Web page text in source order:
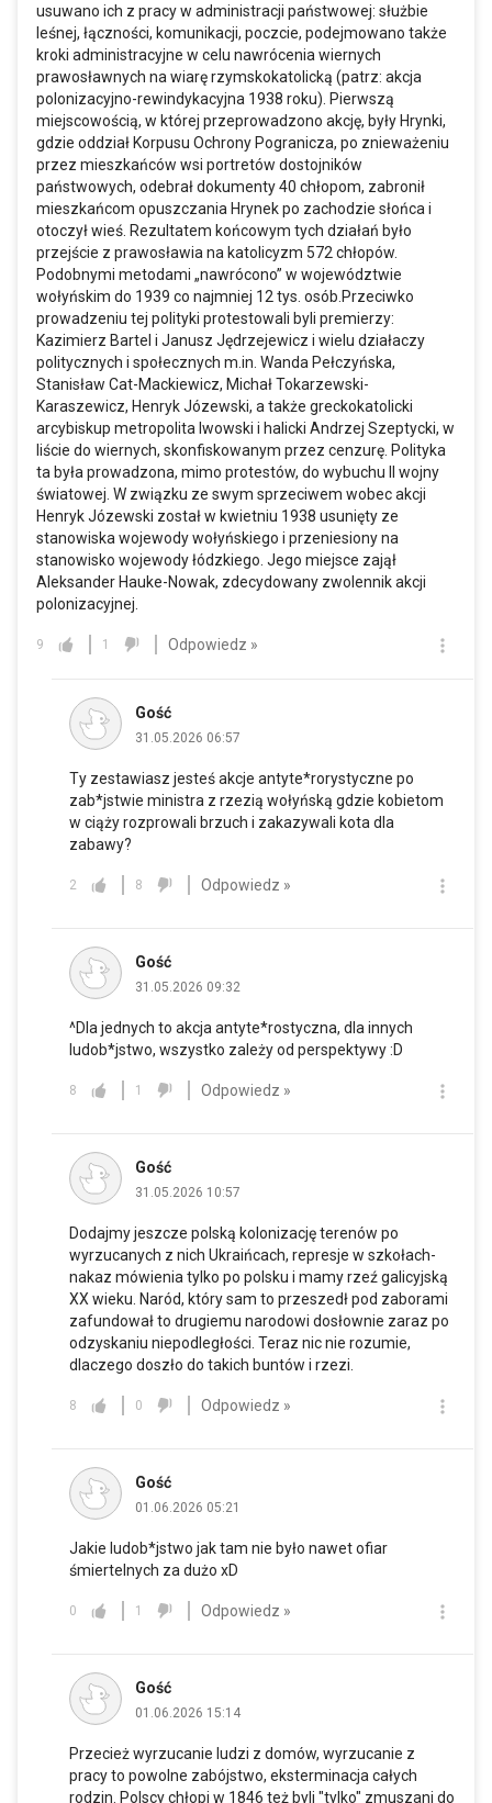
usuwano ich z pracy w administracji państwowej: służbie
leśnej, łączności, komunikacji, poczcie, podejmowano także
kroki administracyjne w celu nawrócenia wiernych
prawosławnych na wiarę rzymskokatolicką (patrz: akcja
polonizacyjno-rewindykacyjna 1938 roku). Pierwszą
miejscowością, w której przeprowadzono akcję, były Hrynki,
gdzie oddział Korpusu Ochrony Pogranicza, po znieważeniu
przez mieszkańców wsi portretów dostojników
państwowych, odebrał dokumenty 40 chłopom, zabronił
mieszkańcom opuszczania Hrynek po zachodzie słońca i
otoczył wieś. Rezultatem końcowym tych działań było
przejście z prawosławia na katolicyzm 572 chłopów.
Podobnymi metodami „nawrócono” w województwie
wołyńskim do 1939 co najmniej 12 tys. osób.Przeciwko
prowadzeniu tej polityki protestowali byli premierzy:
Kazimierz Bartel i Janusz Jędrzejewicz i wielu działaczy
politycznych i społecznych m.in. Wanda Pełczyńska,
Stanisław Cat-Mackiewicz, Michał Tokarzewski-
Karaszewicz, Henryk Józewski, a także greckokatolicki
arcybiskup metropolita lwowski i halicki Andrzej Szeptycki, w
liście do wiernych, skonfiskowanym przez cenzurę. Polityka
ta była prowadzona, mimo protestów, do wybuchu II wojny
światowej. W związku ze swym sprzeciwem wobec akcji
Henryk Józewski został w kwietniu 1938 usunięty ze
stanowiska wojewody wołyńskiego i przeniesiony na
stanowisko wojewody łódzkiego. Jego miejsce zajął
Aleksander Hauke-Nowak, zdecydowany zwolennik akcji
polonizacyjnej.
9 1 Odpowiedz »
Gość
31.05.2026 06:57
Ty zestawiasz jesteś akcje antyte*rorystyczne po
zab*jstwie ministra z rzezią wołyńską gdzie kobietom
w ciąży rozprowali brzuch i zakazywali kota dla
zabawy?
2 8 Odpowiedz »
Gość
31.05.2026 09:32
^Dla jednych to akcja antyte*rostyczna, dla innych
ludob*jstwo, wszystko zależy od perspektywy :D
8 1 Odpowiedz »
Gość
31.05.2026 10:57
Dodajmy jeszcze polską kolonizację terenów po
wyrzucanych z nich Ukraińcach, represje w szkołach-
nakaz mówienia tylko po polsku i mamy rzeź galicyjską
XX wieku. Naród, który sam to przeszedł pod zaborami
zafundował to drugiemu narodowi dosłownie zaraz po
odzyskaniu niepodległości. Teraz nic nie rozumie,
dlaczego doszło do takich buntów i rzezi.
8 0 Odpowiedz »
Gość
01.06.2026 05:21
Jakie ludob*jstwo jak tam nie było nawet ofiar
śmiertelnych za dużo xD
0 1 Odpowiedz »
Gość
01.06.2026 15:14
Przecież wyrzucanie ludzi z domów, wyrzucanie z
pracy to powolne zabójstwo, eksterminacja całych
rodzin. Polscy chłopi w 1846 też byli "tylko" zmuszani do